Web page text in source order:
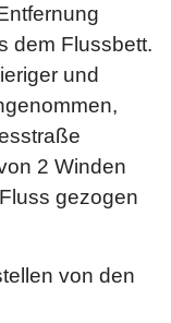
dem Flussbett.
und
2 Winden
gezogen
von den